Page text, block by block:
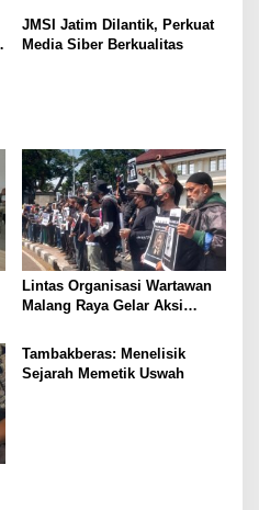
JMSI Jatim Dilantik, Perkuat
Media Siber Berkualitas
Lintas Organisasi Wartawan
Malang Raya Gelar Aksi
Ireng”
Tambakberas: Menelisik
Sejarah Memetik Uswah